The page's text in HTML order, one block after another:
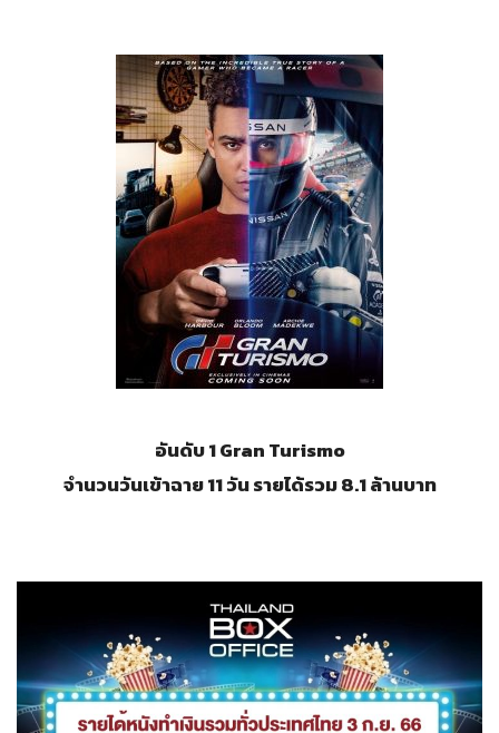
อันดับ 1 Gran Turismo
จำนวนวันเข้าฉาย 11 วัน รายได้รวม 8.1 ล้านบาท